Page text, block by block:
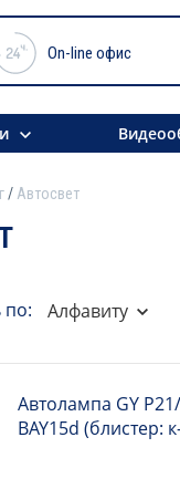
On-line офис
Автосвет
по: Алфавиту
Автолампа GY
BAY15d (блистер: